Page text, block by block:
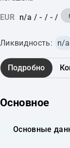
EUR n/a / - / - /
Ликвидность: n/a
Подробно
Основное
Основные